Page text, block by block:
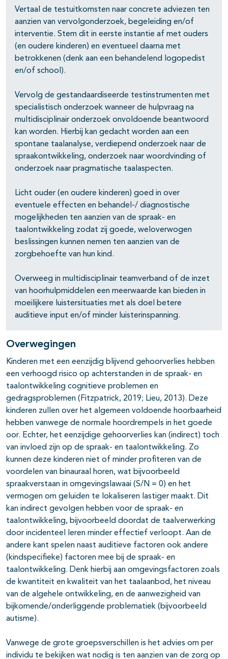
Vertaal de testuitkomsten naar concrete adviezen ten
aanzien van vervolgonderzoek, begeleiding en/of
interventie. Stem dit in eerste instantie af met ouders
(en oudere kinderen) en eventueel daarna met
betrokkenen (denk aan een behandelend logopedist
en/of school).
Vervolg de gestandaardiseerde testinstrumenten met
specialistisch onderzoek wanneer de hulpvraag na
multidisciplinair onderzoek onvoldoende beantwoord
kan worden. Hierbij kan gedacht worden aan een
spontane taalanalyse, verdiepend onderzoek naar de
spraakontwikkeling, onderzoek naar woordvinding of
onderzoek naar pragmatische taalaspecten.
Licht ouder (en oudere kinderen) goed in over
eventuele effecten en behandel-/ diagnostische
mogelijkheden ten aanzien van de spraak- en
taalontwikkeling zodat zij goede, weloverwogen
beslissingen kunnen nemen ten aanzien van de
zorgbehoefte van hun kind.
Overweeg in multidisciplinair teamverband of de inzet
van hoorhulpmiddelen een meerwaarde kan bieden in
moeilijkere luistersituaties met als doel betere
auditieve input en/of minder luisterinspanning.
Overwegingen
Kinderen met een eenzijdig blijvend gehoorverlies hebben
een verhoogd risico op achterstanden in de spraak- en
taalontwikkeling cognitieve problemen en
gedragsproblemen (Fitzpatrick, 2019; Lieu, 2013). Deze
kinderen zullen over het algemeen voldoende hoorbaarheid
hebben vanwege de normale hoordrempels in het goede
oor. Echter, het eenzijdige gehoorverlies kan (indirect) toch
van invloed zijn op de spraak- en taalontwikkeling. Zo
kunnen deze kinderen niet of minder profiteren van de
voordelen van binauraal horen, wat bijvoorbeeld
spraakverstaan in omgevingslawaai (S/N = 0) en het
vermogen om geluiden te lokaliseren lastiger maakt. Dit
kan indirect gevolgen hebben voor de spraak- en
taalontwikkeling, bijvoorbeeld doordat de taalverwerking
door incidenteel leren minder effectief verloopt. Aan de
andere kant spelen naast auditieve factoren ook andere
(kindspecifieke) factoren mee bij de spraak- en
taalontwikkeling. Denk hierbij aan omgevingsfactoren zoals
de kwantiteit en kwaliteit van het taalaanbod, het niveau
van de algehele ontwikkeling, en de aanwezigheid van
bijkomende/onderliggende problematiek (bijvoorbeeld
autisme).
Vanwege de grote groepsverschillen is het advies om per
individu te bekijken wat nodig is ten aanzien van de zorg op